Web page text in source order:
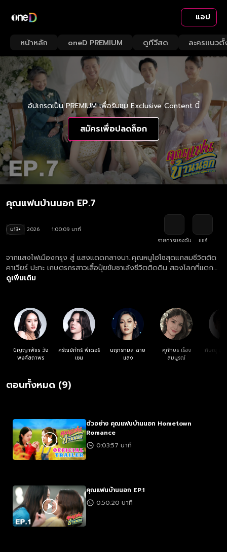
แอป
หน้าหลัก oneD PREMIUM ดูทีวีสด ละครแนวตั้
อัปเกรดเป็น PREMIUM เพื่อรับชม Exclusive Content นี้
สมัครเพื่อปลดล็อก
คุณแฟนบ้านนอก EP.7
น13+ 2026
1:00:09 นาที
รายการของฉัน
แชร์
จากแสงไฟเมืองกรุง สู่ แสงแดดกลางนา..คุณหนูไฮโซสุดแกลมชีวิตติด
คาเวียร์ ปะทะ เกษตรกรสาวเสื้อปุ๋ยขับซาเล้งชีวิตติดดิน สองโลกที่แตก
ต่าง แต่หัวใจ..กลับเต้นจังหวะเดียวกันโดยไม่รู้ตัว
ดูเพิ่มเติม
ปัญญาพัชร วัง
พงศ์สถาพร
ศรัณย์ภัทร์ พีเดอร์
เซน
นฤภรกมล ฉาย
แสง
ศุภักษร เรือง
สมบูรณ์
ภิษณุ จุฑ
ตอนทั้งหมด (9)
ตัวอย่าง คุณแฟนบ้านนอก Hometown
Romance
0:03:57 นาที
คุณแฟนบ้านนอก EP.1
0:50:20 นาที